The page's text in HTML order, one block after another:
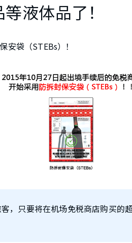
液体品了！
安袋（STEBs）！
，只要将在机场免税商店购买的